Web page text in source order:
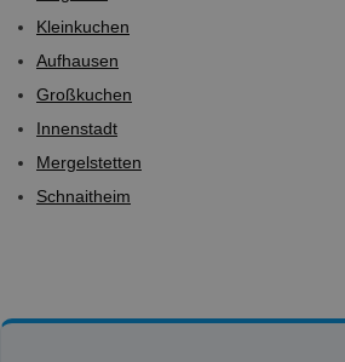
Kleinkuchen
Aufhausen
Großkuchen
Innenstadt
Mergelstetten
Schnaitheim